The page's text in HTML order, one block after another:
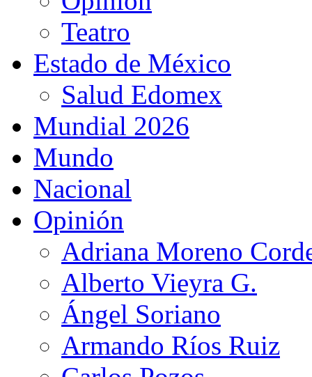
Teatro
Estado de México
Salud Edomex
Mundial 2026
Mundo
Nacional
Opinión
Adriana Moreno
Alberto Vieyra G.
Ángel Soriano
Armando Ríos Ruiz